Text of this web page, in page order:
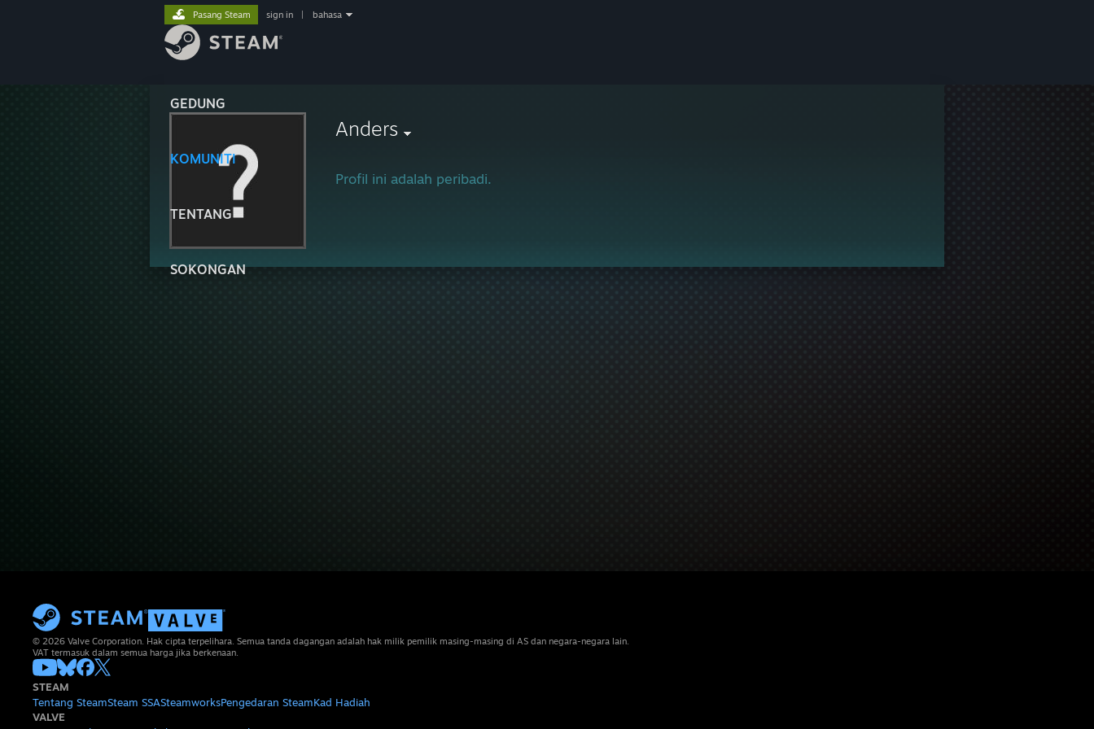
GEDUNG
KOMUNITI
TENTANG
SOKONGAN
Pasang Steam sign in bahasa
Anders
Profil ini adalah peribadi.
© 2026 Valve Corporation. Hak cipta terpelihara. Semua tanda dagangan adalah hak milik pemilik masing-masing di AS dan negara-negara lain.
VAT termasuk dalam semua harga jika berkenaan.
STEAM
Tentang SteamSteam SSASteamworksPengedaran SteamKad Hadiah
VALVE